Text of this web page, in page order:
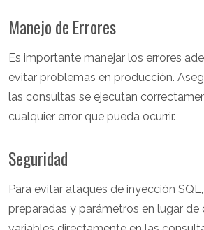
Manejo de Errores
Es importante manejar los errores
evitar problemas en producción.
las consultas se ejecutan
cualquier error que pueda ocurrir.
Seguridad
Para evitar ataques de inyección
preparadas y parámetros en lugar de